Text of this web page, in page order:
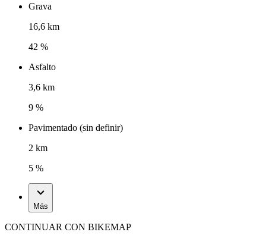
Grava
16,6 km
42 %
Asfalto
3,6 km
9 %
Pavimentado (sin definir)
2 km
5 %
Más
CONTINUAR CON BIKEMAP